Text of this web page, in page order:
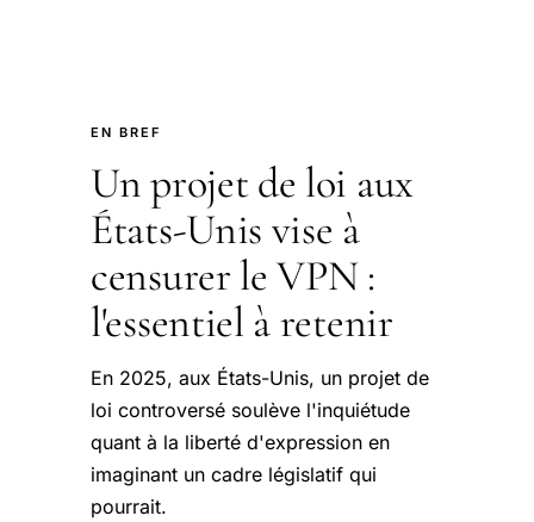
EN BREF
Un projet de loi aux
États-Unis vise à
censurer le VPN :
l'essentiel à retenir
En 2025, aux États-Unis, un projet de
loi controversé soulève l'inquiétude
quant à la liberté d'expression en
imaginant un cadre législatif qui
pourrait.